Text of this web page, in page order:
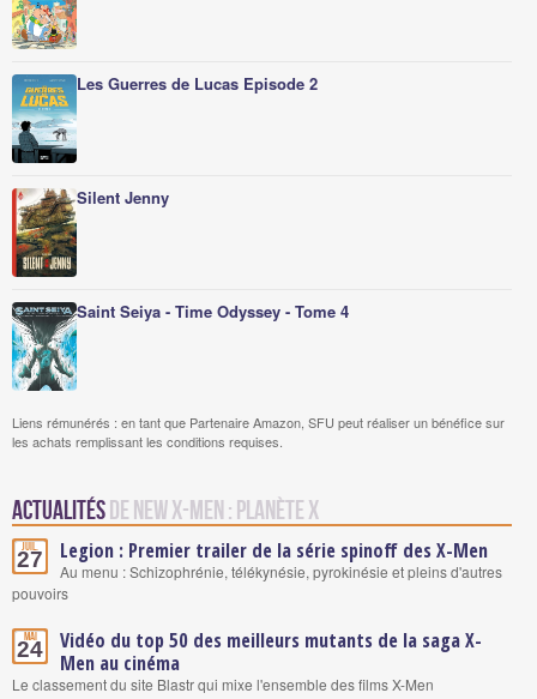
Les Guerres de Lucas Episode 2
Silent Jenny
Saint Seiya - Time Odyssey - Tome 4
Liens rémunérés : en tant que Partenaire Amazon, SFU peut réaliser un bénéfice sur
les achats remplissant les conditions requises.
Actualités de New X-MEN : Planète X
Juil.
27 Legion : Premier trailer de la série spinoff des X-Men
Au menu : Schizophrénie, télékynésie, pyrokinésie et pleins d'autres
pouvoirs
Mai
24
Vidéo du top 50 des meilleurs mutants de la saga X-
Men au cinéma
Le classement du site Blastr qui mixe l'ensemble des films X-Men